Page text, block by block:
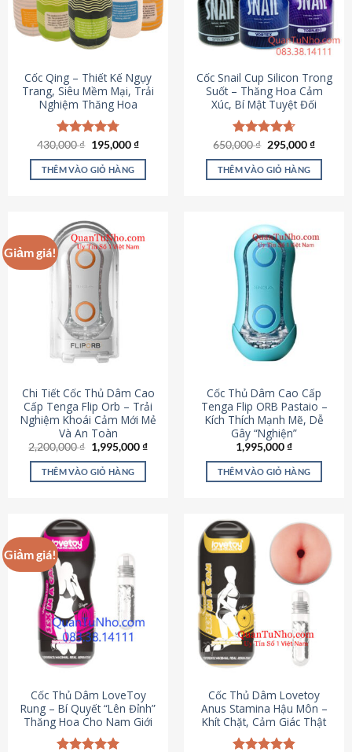
Cốc Qing – Thiết Kế Ngụy
Trang, Siêu Mềm Mại, Trải
Nghiệm Thăng Hoa
Được xếp
hạng4.78
5 sao
430,000₫ Giá
là:
430,000 ₫.
195,000₫Giá
tại
THÊM VÀO GIỎ HÀNG
Cốc Snail Cup Silicon Trong
Suốt – Thăng Hoa Cảm
Xúc, Bí Mật Tuyệt Đối
Được xếp
hạng4.69
5 sao
650,000₫ Giá
là:
650,000 ₫.
295,000₫Giá
tại
THÊM VÀO GIỎ HÀNG
Giảm giá!
Chi Tiết Cốc Thủ Dâm Cao
Cấp Tenga Flip Orb – Trải
Nghiệm Khoái Cảm Mới Mẻ
Và An Toàn
2,200,000₫ Giá
gốc
là:
2,200,000 ₫.
1,995,000₫Giá
THÊM VÀO GIỎ HÀNG
Cốc Thủ Dâm Cao Cấp
Tenga Flip ORB Pastaio –
Kích Thích Mạnh Mẽ, Dễ
Gây “Nghiện”
1,995,000₫
THÊM VÀO GIỎ HÀNG
Giảm giá!
Cốc Thủ Dâm LoveToy
Rung – Bí Quyết “Lên Đỉnh”
Thăng Hoa Cho Nam Giới
Cốc Thủ Dâm Lovetoy
Anus Stamina Hậu Môn –
Khít Chặt, Cảm Giác Thật